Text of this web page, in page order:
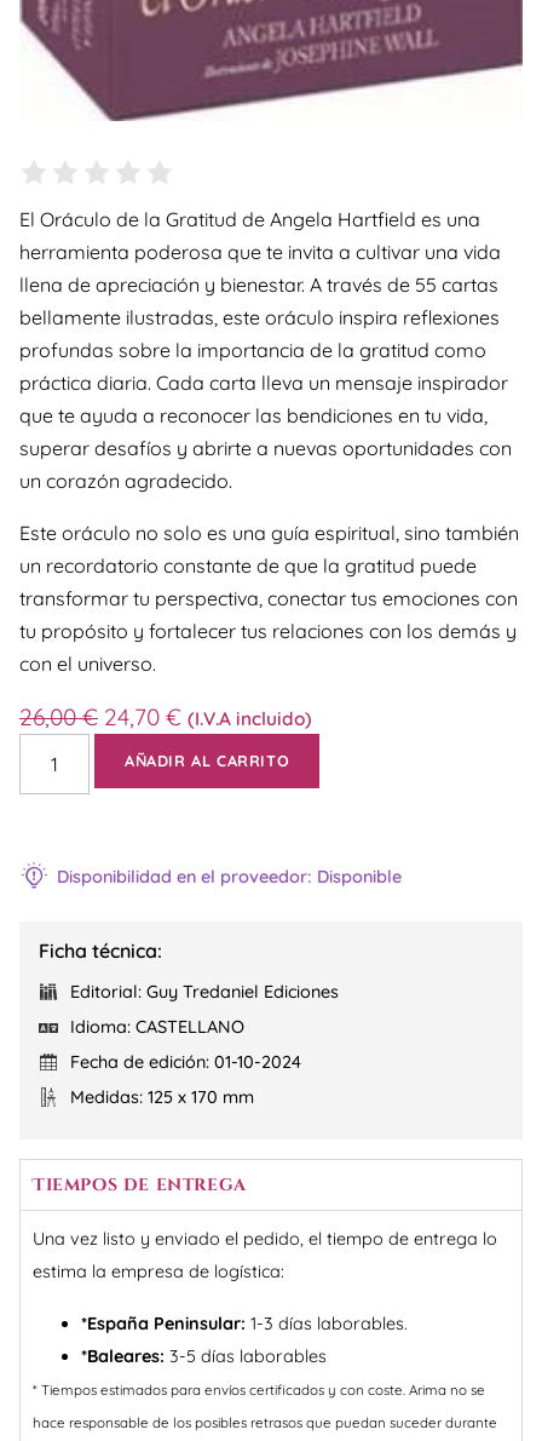
El Oráculo de la Gratitud de Angela Hartfield es una
herramienta poderosa que te invita a cultivar una vida
llena de apreciación y bienestar. A través de 55 cartas
bellamente ilustradas, este oráculo inspira reflexiones
profundas sobre la importancia de la gratitud como
práctica diaria. Cada carta lleva un mensaje inspirador
que te ayuda a reconocer las bendiciones en tu vida,
superar desafíos y abrirte a nuevas oportunidades con
un corazón agradecido.
Este oráculo no solo es una guía espiritual, sino también
un recordatorio constante de que la gratitud puede
transformar tu perspectiva, conectar tus emociones con
tu propósito y fortalecer tus relaciones con los demás y
con el universo.
26,00€ 24,70 € (I.V.A incluido)
AÑADIR AL CARRITO
Disponibilidad en el proveedor: Disponible
Ficha técnica:
Editorial: Guy Tredaniel Ediciones
Idioma: CASTELLANO
Fecha de edición: 01-10-2024
Medidas: 125 x 170 mm
Tiempos de entrega
Una vez listo y enviado el pedido, el tiempo de entrega lo
estima la empresa de logística:
*España Peninsular: 1-3 días laborables.
*Baleares: 3-5 días laborables
* Tiempos estimados para envíos certificados y con coste. Arima no se
hace responsable de los posibles retrasos que puedan suceder durante